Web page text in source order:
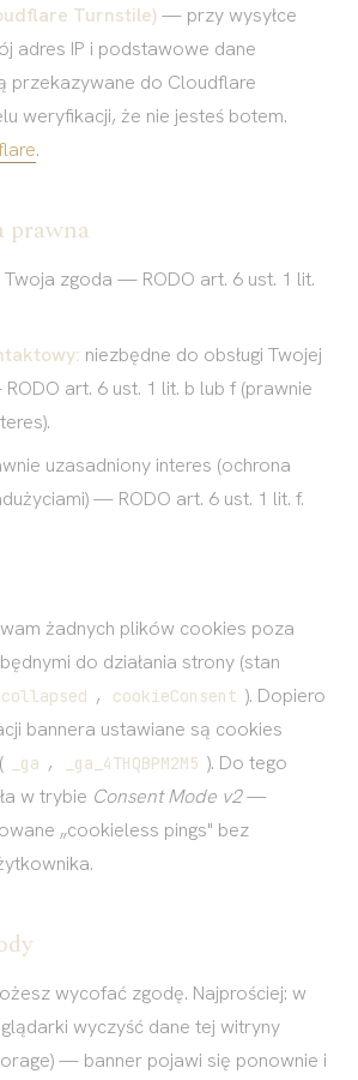
Turnstile)— przy wysyłce
adres IP i podstawowe dane
przekazywane do Cloudflare
weryfikacji, że nie jesteś botem.
.
prawna
Twoja zgoda — RODO art. 6 ust. 1 lit.
niezbędne do obsługi Twojej
art. 6 ust. 1 lit. b lub f (prawnie
uzasadniony interes (ochrona
— RODO art. 6 ust. 1 lit. f.
żadnych plików cookies poza
do działania strony (stan
, cookieConsent ). Dopiero
bannera ustawiane są cookies
_ga , _ga_4THQBPM2M5 ). Do tego
w trybie Consent Mode v2—
„cookieless pings" bez
wycofać zgodę. Najprościej: w
wyczyść dane tej witryny
— banner pojawi się ponownie i